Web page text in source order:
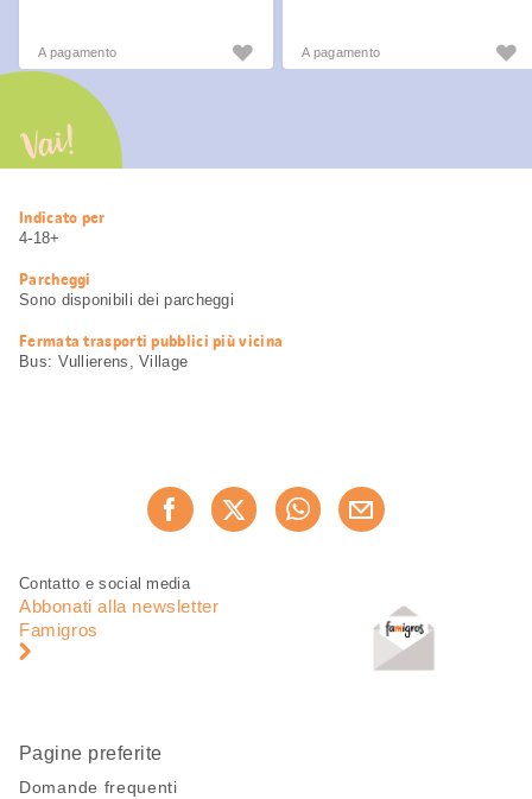
A pagamento A pagamento
Vai!
Informazioni
utili
Indicato per
4-18+
Parcheggi
Sono disponibili dei parcheggi
Fermata trasporti pubblici più vicina
Bus: Vullierens, Village
Consiglia ora
Piè
pagina
Navigazione
pagina
Contatto e social media
Abbonati alla newsletter
Famigros
Pagine preferite
Domande frequenti